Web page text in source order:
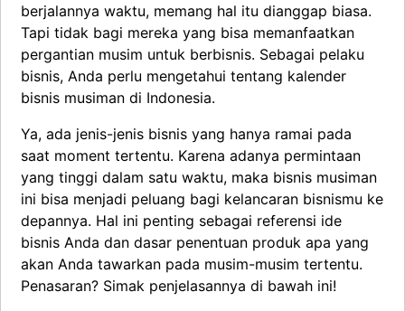
berjalannya waktu, memang hal itu dianggap biasa.
Tapi tidak bagi mereka yang bisa memanfaatkan
pergantian musim untuk berbisnis. Sebagai pelaku
bisnis, Anda perlu mengetahui tentang kalender
bisnis musiman di Indonesia.
Ya, ada jenis-jenis bisnis yang hanya ramai pada
saat moment tertentu. Karena adanya permintaan
yang tinggi dalam satu waktu, maka bisnis musiman
ini bisa menjadi peluang bagi kelancaran bisnismu ke
depannya. Hal ini penting sebagai referensi ide
bisnis Anda dan dasar penentuan produk apa yang
akan Anda tawarkan pada musim-musim tertentu.
Penasaran? Simak penjelasannya di bawah ini!